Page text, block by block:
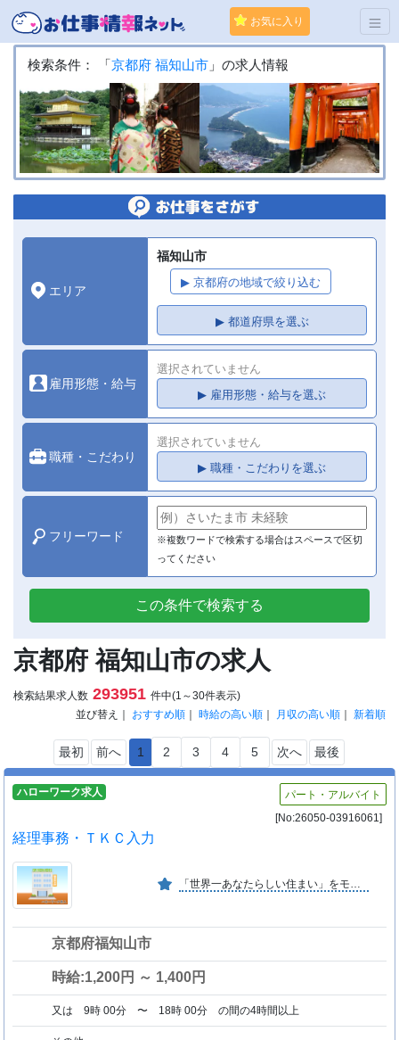
お気に入り
検索条件： 「 京都府 福知山市 」の求人情報
エリア
福知山市
▶ 京都府の地域で絞り込む
▶ 都道府県を選ぶ
雇用形態・給与
選択されていません
▶ 雇用形態・給与を選ぶ
職種・こだわり
選択されていません
▶ 職種・こだわりを選ぶ
フリーワード
※複数ワードで検索する場合はスペースで区切
ってください
この条件で検索する
京都府 福知山市の求人
検索結果求人数 293951 件中(1～30件表示)
並び替え｜ おすすめ順 ｜ 時給の高い順 ｜ 月収の高い順 ｜ 新着順
最初 前へ 1 2 3 4 5 次へ 最後
ハローワーク求人
パート・アルバイト
[No:26050-03916061]
経理事務・ＴＫＣ入力
「世界一あなたらしい住まい」をモットーに、性能・価格・デザインの観点でお客様が求める最高級のお家づくりを行っております。結果、コロナ禍でも年間成長率１４０％の伸びている会社です。
京都府福知山市
時給:1,200円 ～ 1,400円
又は 9時 00分 〜 18時 00分 の間の4時間以上